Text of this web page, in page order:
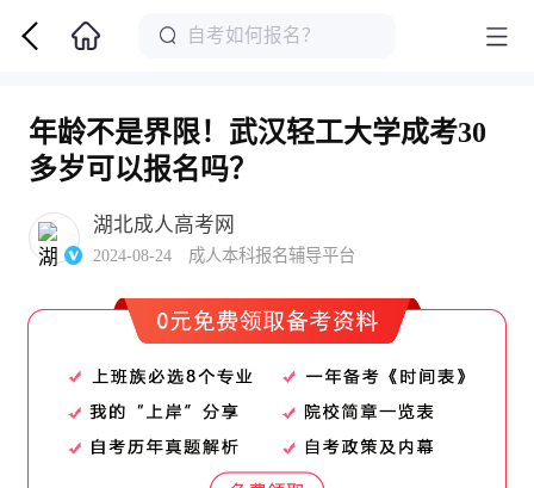
年龄不是界限！武汉轻工大学成考30
多岁可以报名吗？
湖北成人高考网
2024-08-24 成人本科报名辅导平台